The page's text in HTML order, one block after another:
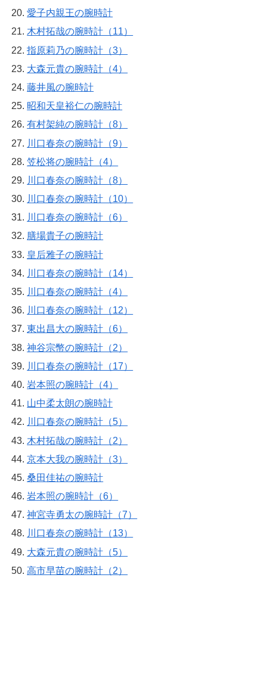
愛子内親王の腕時計
木村拓哉の腕時計（11）
指原莉乃の腕時計（3）
大森元貴の腕時計（4）
藤井風の腕時計
昭和天皇裕仁の腕時計
有村架純の腕時計（8）
川口春奈の腕時計（9）
笠松将の腕時計（4）
川口春奈の腕時計（8）
川口春奈の腕時計（10）
川口春奈の腕時計（6）
膳場貴子の腕時計
皇后雅子の腕時計
川口春奈の腕時計（14）
川口春奈の腕時計（4）
川口春奈の腕時計（12）
東出昌大の腕時計（6）
神谷宗幣の腕時計（2）
川口春奈の腕時計（17）
岩本照の腕時計（4）
山中柔太朗の腕時計
川口春奈の腕時計（5）
木村拓哉の腕時計（2）
京本大我の腕時計（3）
桑田佳祐の腕時計
岩本照の腕時計（6）
神宮寺勇太の腕時計（7）
川口春奈の腕時計（13）
大森元貴の腕時計（5）
高市早苗の腕時計（2）